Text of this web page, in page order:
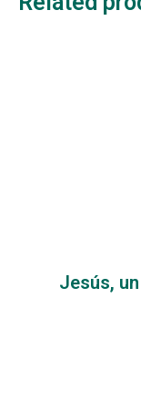
Jesús,